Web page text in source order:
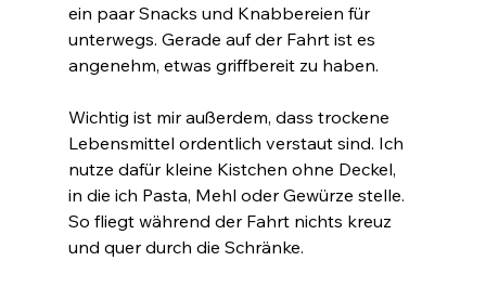
ein paar Snacks und Knabbereien für
unterwegs. Gerade auf der Fahrt ist es
angenehm, etwas griffbereit zu haben.
Wichtig ist mir außerdem, dass trockene
Lebensmittel ordentlich verstaut sind. Ich
nutze dafür kleine Kistchen ohne Deckel,
in die ich Pasta, Mehl oder Gewürze stelle.
So fliegt während der Fahrt nichts kreuz
und quer durch die Schränke.